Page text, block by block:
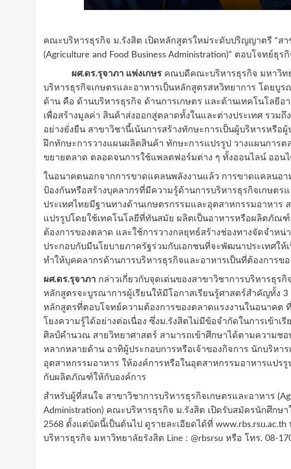
คณะบริหารธุรกิจ ม.รังสิต เปิดหลักสูตรใหม่ระดับปริญญาตรี “สา
(Agriculture and Food Business Administration)” ตอบโจทย์ธุ
ผศ.ดร.รุจาภา แพ่งเกษร คณบดีคณะบริหารธุรกิจ มหาวิท
บริหารธุรกิจเกษตรและอาหารเป็นหลักสูตรสหวิทยาการ โดยบู
ด้าน คือ ด้านบริหารธุรกิจ ด้านการเกษตร และด้านเทคโนโลยีอ
เพื่อสร้างมูลค่า สินค้าส่งออกสู่ตลาดทั้งในและต่างประเทศ รวม
อย่างยั่งยืน สาขาวิชานี้เน้นการสร้างทักษะการเป็นผู้บริหารหรือ
ฝึกทักษะการวางแผนผลิตสินค้า ทักษะการแปรรูป วางแผนการต
ขยายตลาด ตลอดจนการใช้แพลตฟอร์มต่าง ๆ ทั้งออนไลน์ ออนไ
ในอนาคตนอกจากการขาดแคลนพลังงานแล้ว การขาดแคลนอ
ป้องกันหรือสร้างบุคลากรที่มีความรู้ด้านการบริหารธุรกิจเกษตร
ประเทศไทยมีฐานทางด้านเกษตรกรรมและอุตสาหกรรมอาหาร
แปรรูปโดยใช้เทคโนโลยีที่ทันสมัย ผลิตเป็นอาหารหรือผลิตภัณ
ต้องการของตลาด และใช้การวางกลยุทธ์สร้างช่องทางจัดจำหน่
ประกอบกับมีนโยบายภาครัฐร่วมกับเอกชนที่จะพัฒนาประเทศให้
ทำให้บุคคลากรด้านการบริหารธุรกิจและอาหารเป็นที่ต้องการข
ผศ.ดร.รุจาภา กล่าวเกี่ยวกับจุดเด่นของสาขาวิชาการบริหารธุร
หลักสูตรจะบูรณาการผู้เรียนให้มีโอกาสเรียนรู้ศาสตร์สำคัญทั้ง
หลักสูตรที่ตอบโจทย์ความต้องการของตลาดแรงงานในอนาคต
โยงความรู้ได้อย่างต่อเนื่อง ซึ่งม.รังสิตไม่มีข้อจำกัดในการเข้าเ
ศิลป์คำนวณ สายวิทยาศาสตร์ สามารถเข้าศึกษาได้ตามความช
หลากหลายด้าน อาทิผู้ประกอบการหรือเจ้าของกิจการ นักบริหา
อุตสาหกรรมอาหาร ให้องค์การหรือในอุตสาหกรรมอาหารแปร
กับผลิตภัณฑ์ให้กับองค์การ
สำหรับผู้ที่สนใจ สาขาวิชาการบริหารธุรกิจเกษตรและอาหาร
Administration) คณะบริหารธุรกิจ ม.รังสิต เปิดรับสมัครนักศึกษ
2568 ตั้งแต่บัดนี้เป็นต้นไป ดูรายละเอียดได้ที่
บริหารธุรกิจ มหาวิทยาลัยรังสิต Line : @rbsrsu หรือ โทร. 08-